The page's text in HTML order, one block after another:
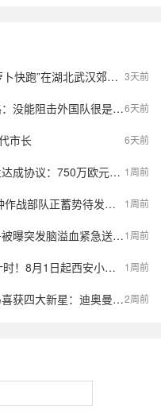
3天前
单，多名本地用户发帖称重新叫到车
6天前
是自责，孩子们尽力了责任在我
6天前
市长
1周前
阿金桑米罗，10%二转分成成亮点
1周前
军入境伊朗，强行夺取9吨铀浓缩？
1周前
公众号置顶评论回应：不信谣，不传谣
1周前
，陕西局地大到暴雨，气象预报→
2周前
、库库雷利亚与邓弗里斯的转会内幕